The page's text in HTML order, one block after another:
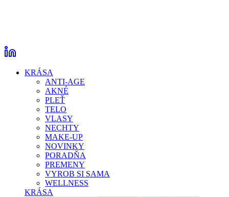
KRÁSA
ANTI-AGE
AKNÉ
PLEŤ
TELO
VLASY
NECHTY
MAKE-UP
NOVINKY
PORADŇA
PREMENY
VYROB SI SAMA
WELLNESS
KRÁSA